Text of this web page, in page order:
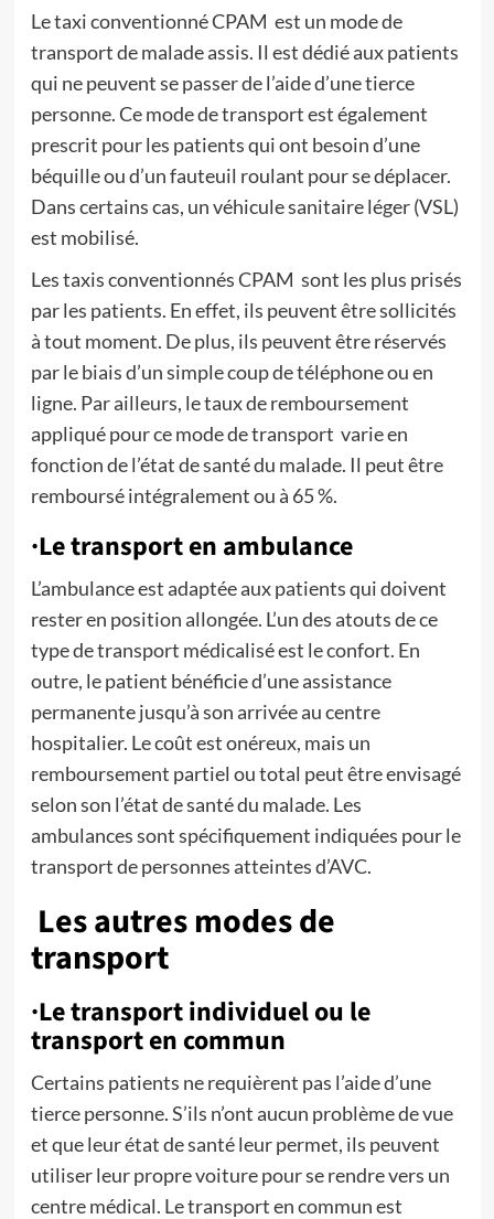
Le taxi conventionné CPAM est un mode de
transport de malade assis. Il est dédié aux patients
qui ne peuvent se passer de l’aide d’une tierce
personne. Ce mode de transport est également
prescrit pour les patients qui ont besoin d’une
béquille ou d’un fauteuil roulant pour se déplacer.
Dans certains cas, un véhicule sanitaire léger (VSL)
est mobilisé.
Les taxis conventionnés CPAM sont les plus prisés
par les patients. En effet, ils peuvent être sollicités
à tout moment. De plus, ils peuvent être réservés
par le biais d’un simple coup de téléphone ou en
ligne. Par ailleurs, le taux de remboursement
appliqué pour ce mode de transport varie en
fonction de l’état de santé du malade. Il peut être
remboursé intégralement ou à 65 %.
·Le transport en ambulance
L’ambulance est adaptée aux patients qui doivent
rester en position allongée. L’un des atouts de ce
type de transport médicalisé est le confort. En
outre, le patient bénéficie d’une assistance
permanente jusqu’à son arrivée au centre
hospitalier. Le coût est onéreux, mais un
remboursement partiel ou total peut être envisagé
selon son l’état de santé du malade. Les
ambulances sont spécifiquement indiquées pour le
transport de personnes atteintes d’AVC.
Les autres modes de
transport
·Le transport individuel ou le
transport en commun
Certains patients ne requièrent pas l’aide d’une
tierce personne. S’ils n’ont aucun problème de vue
et que leur état de santé leur permet, ils peuvent
utiliser leur propre voiture pour se rendre vers un
centre médical. Le transport en commun est